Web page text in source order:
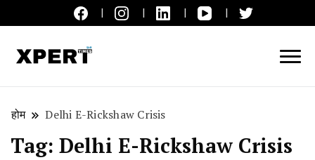
होम Delhi E-Rickshaw Crisis
Tag: Delhi E-Rickshaw Crisis